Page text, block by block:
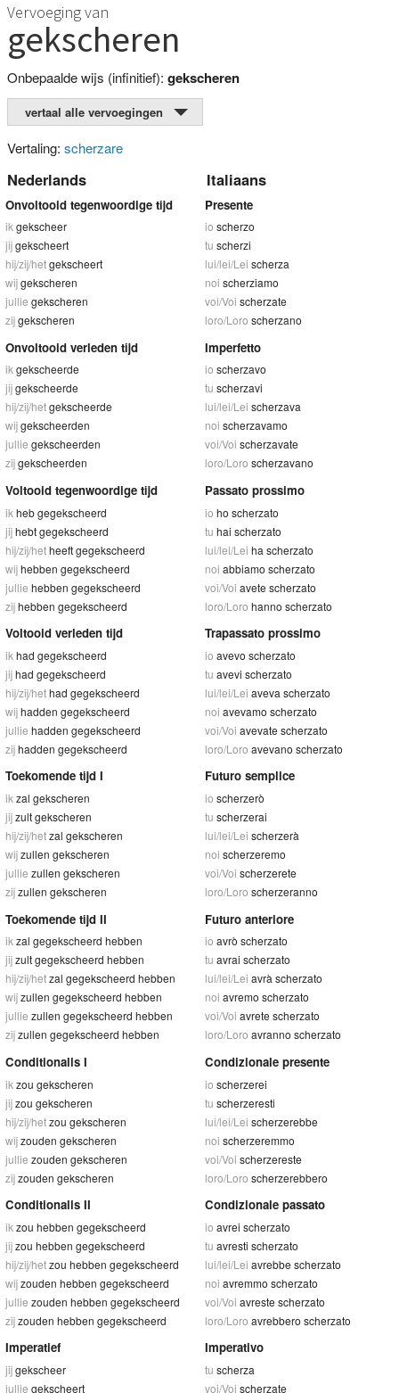
Vervoeging van
gekscheren
Onbepaalde wijs (infinitief): gekscheren
vertaal alle vervoegingen
Vertaling: scherzare
Nederlands Italiaans
Onvoltooid tegenwoordige tijd
ik gekscheer
jijgekscheert
hij/zij/hetgekscheert
wijgekscheren
jullie gekscheren
zijgekscheren
Presente
io scherzo
tu scherzi
lui/lei/Lei scherza
noi scherziamo
voi/Voi scherzate
loro/Loro scherzano
Onvoltooid verleden tijd
ikgekscheerde
jijgekscheerde
hij/zij/hetgekscheerde
wijgekscheerden
jullie gekscheerden
zijgekscheerden
Imperfetto
io scherzavo
tu scherzavi
lui/lei/Lei scherzava
noi scherzavamo
voi/Voi scherzavate
loro/Loro scherzavano
Voltooid tegenwoordige tijd
ik heb gegekscheerd
jijhebt gegekscheerd
hij/zij/hetheeft gegekscheerd
wijhebben gegekscheerd
jullie hebben gegekscheerd
zijhebben gegekscheerd
Passato prossimo
io ho scherzato
tu hai scherzato
lui/lei/Lei ha scherzato
noi abbiamo scherzato
voi/Voi avete scherzato
loro/Loro hanno scherzato
Voltooid verleden tijd
ik had gegekscheerd
jijhad gegekscheerd
hij/zij/hethad gegekscheerd
wijhadden gegekscheerd
jullie hadden gegekscheerd
zijhadden gegekscheerd
Trapassato prossimo
io avevo scherzato
tu avevi scherzato
lui/lei/Lei aveva scherzato
noi avevamo scherzato
voi/Voi avevate scherzato
loro/Loro avevano scherzato
Toekomende tijd I
ik zal gekscheren
jijzult gekscheren
hij/zij/hetzal gekscheren
wijzullen gekscheren
jullie zullen gekscheren
zijzullen gekscheren
Futuro semplice
io scherzerò
tu scherzerai
lui/lei/Lei scherzerà
noi scherzeremo
voi/Voi scherzerete
loro/Loro scherzeranno
Toekomende tijd II
ik zal gegekscheerd hebben
jijzult gegekscheerd hebben
hij/zij/hetzal gegekscheerd hebben
wijzullen gegekscheerd hebben
jullie zullen gegekscheerd hebben
zijzullen gegekscheerd hebben
Futuro anteriore
io avrò scherzato
tu avrai scherzato
lui/lei/Lei avrà scherzato
noi avremo scherzato
voi/Voi avrete scherzato
loro/Loro avranno scherzato
Conditionalis I
ik zou gekscheren
jijzou gekscheren
hij/zij/hetzou gekscheren
wijzouden gekscheren
jullie zouden gekscheren
zijzouden gekscheren
Condizionale presente
io scherzerei
tu scherzeresti
lui/lei/Lei scherzerebbe
noi scherzeremmo
voi/Voi scherzereste
loro/Loro scherzerebbero
Conditionalis II
ik zou hebben gegekscheerd
jijzou hebben gegekscheerd
hij/zij/hetzou hebben gegekscheerd
wijzouden hebben gegekscheerd
jullie zouden hebben gegekscheerd
zijzouden hebben gegekscheerd
Condizionale passato
io avrei scherzato
tu avresti scherzato
lui/lei/Lei avrebbe scherzato
noi avremmo scherzato
voi/Voi avreste scherzato
loro/Loro avrebbero scherzato
Imperatief
jijgekscheer
jullie gekscheert
Imperativo
tu scherza
voi/Voi scherzate